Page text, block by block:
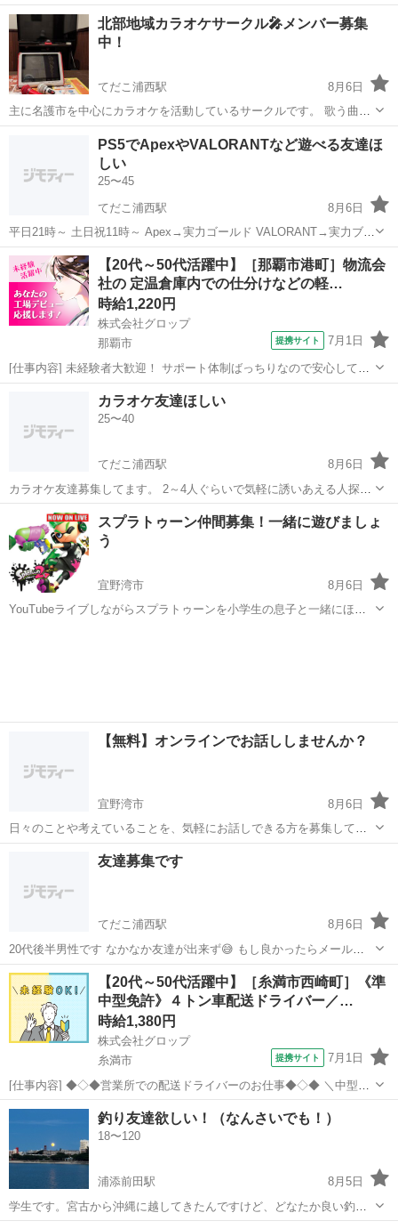
同棲中 16歳〜精神科通院/ペインクリニック通院 複雑性PTSD/解離性
障害/自閉症スペクトラム 軽度の知的・発達/線維筋痛症 趣味⇒コラー
ジュ...
沖縄 豊見城市 友達 精神疾患
北部地域カラオケサークル🎤メンバー募集
中！
てだこ浦西駅
8月6日
主に名護市を中心にカラオケを活動しているサークルです。 歌う曲の
ジャンルは問いませんが、自分を含めメンバーはだいたい邦楽やアニ
ソンなどをよく歌っております🎤 カラオケ参加の際は周りに迷惑をか
けず最低限のマナーでお願いします...
てだこ浦西駅 サークル
PS5でApexやVALORANTなど遊べる友達ほ
しい
25〜45
てだこ浦西駅
8月6日
平日21時～ 土日祝11時～ Apex→実力ゴールド VALORANT→実力ブロ
ンズ 他にもモンハン、マイクラなどやってます。 自分は30代男です。
性格は温厚です。 気軽に誘いあえる人で男女問わず募集してます。よ
ろし...
沖縄 宜野湾市 てだこ浦西駅 ゲーム/アプリ
【20代～50代活躍中】［那覇市港町］物流会
社の 定温倉庫内での仕分けなどの軽…
時給1,220円
株式会社グロップ
那覇市
提携サイト 7月1日
[仕事内容] 未経験者大歓迎！ サポート体制ばっちりなので安心してス
タートできます。 【物流倉庫での仕分けや検品】 ◎仕事内容 （雇入
れ直後） 業者向けの酒類などの飲料、調味料、コンビニ製品や日用
品、食品を取り扱う 定...
カラオケ友達ほしい
25〜40
てだこ浦西駅
8月6日
カラオケ友達募集してます。 2～4人ぐらいで気軽に誘いあえる人探し
てます。男女問といませんので、お気軽に反応ください。 自分は30代
男です。 宜野湾のまねきねこによくいきます。 よろしくお願いしま
す。
宜野湾市 てだこ浦西駅 カラオケ
スプラトゥーン仲間募集！一緒に遊びましょ
う
宜野湾市
8月6日
YouTubeライブしながらスプラトゥーンを小学生の息子と一緒にほぼ
【無料】オンラインでお話ししませんか？
宜野湾市
8月6日
日々のことや考えていることを、気軽にお話しできる方を募集してい
ます。 ・最近考えていることがある ・自分の考えを整理したい ・人
との関わり方について考えたい ・新しい視点を得たい そんな方がいら
っしゃいましたら、お気軽に...
宜野湾市 友達
友達募集です
てだこ浦西駅
8月6日
20代後半男性です なかなか友達が出来ず😅 もし良かったらメールか
らよろしくお願いします🤗
沖縄 国頭郡 てだこ浦西駅 その他
【20代～50代活躍中】［糸満市西崎町］《準
中型免許》４トン車配送ドライバー／…
時給1,380円
株式会社グロップ
糸満市
提携サイト 7月1日
[仕事内容] ◆◇◆営業所での配送ドライバーのお仕事◆◇◆ ＼中型免
許保持者／ 2022年09月01日に糸満エリアに３拠点目の物流倉庫を構え
ました！ 様々な製品を取り扱い、卸先のメーカーも多岐にわたります
♪ 【4トント...
沖縄 糸満市 ドライバー
釣り友達欲しい！（なんさいでも！）
18〜120
浦添前田駅
8月5日
学生です。宮古から沖縄に越してきたんですけど、どなたか良い釣り
ポイント知ってるよって方いませんか？ 良ければ教えていただいたり